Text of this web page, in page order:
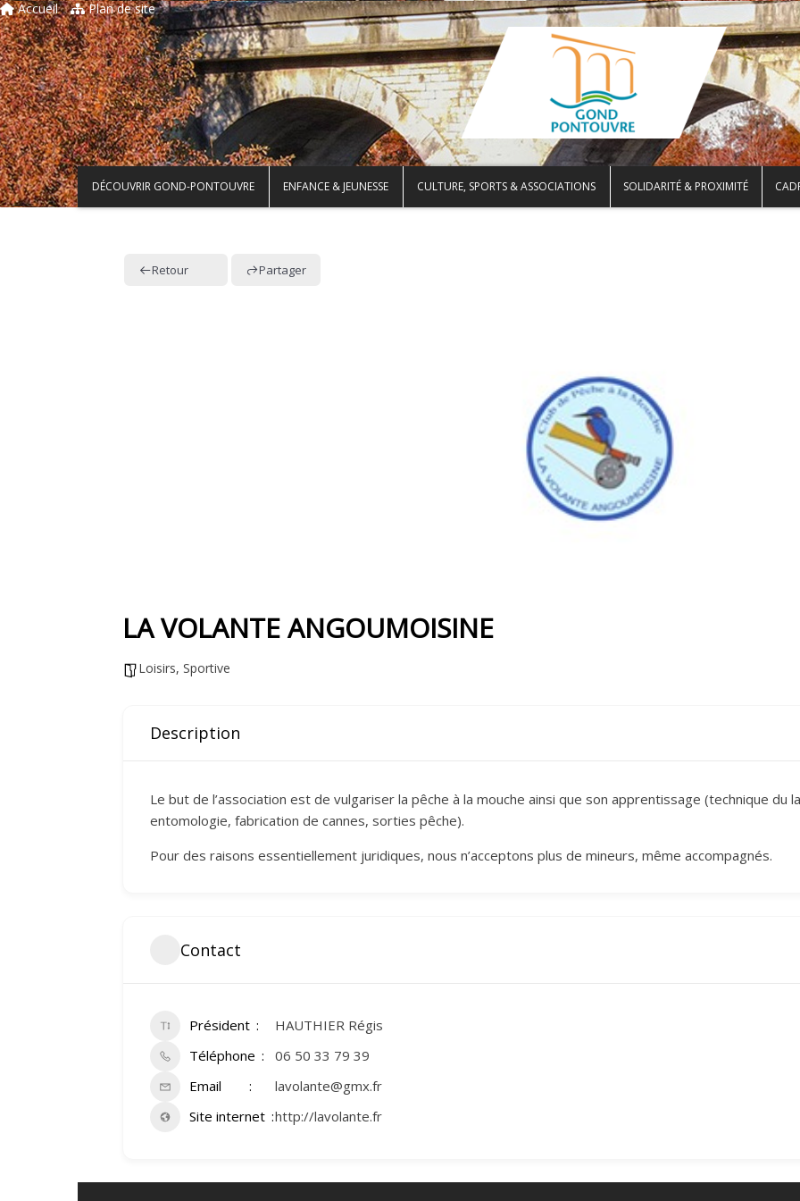
Accueil Plan de site
DÉCOUVRIR GOND-PONTOUVRE ENFANCE & JEUNESSE CULTURE, SPORTS & ASSOCIATIONS SOLIDARITÉ & PROXIMITÉ
Retour Partager
LA VOLANTE ANGOUMOISINE
Loisirs, Sportive
Description
Le but de l’association est de vulgariser la pêche à la mouche ainsi que son apprentissage (technique du
entomologie, fabrication de cannes, sorties pêche).
Pour des raisons essentiellement juridiques, nous n’acceptons plus de mineurs, même accompagnés.
Contact
Président
HAUTHIER Régis
Téléphone
06 50 33 79 39
Email
lavolante@gmx.fr
Site internet http://lavolante.fr